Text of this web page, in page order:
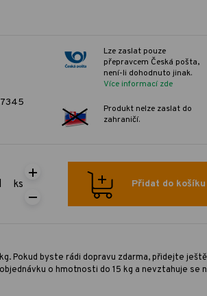
Lze zaslat pouze
přepravcem Česká pošta,
není-li dohodnuto jinak.
Více informací zde
Produkt nelze zaslat do
zahraničí.
ks Přidat do košíku
Pokud byste rádi dopravu zdarma, přidejte
o hmotnosti do 15 kg a nevztahuje se